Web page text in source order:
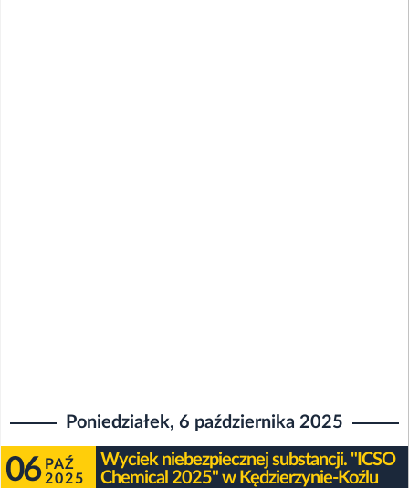
Poniedziałek, 6 października 2025
06 PAŹ
2025
Wyciek niebezpiecznej substancji. "ICSO
Chemical 2025" w Kędzierzynie-Koźlu